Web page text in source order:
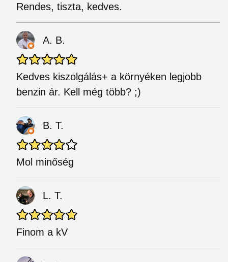
Rendes, tiszta, kedves.
A. B.
Kedves kiszolgálás+ a környéken legjobb
benzin ár. Kell még több? ;)
B. T.
Mol minőség
L. T.
Finom a kV